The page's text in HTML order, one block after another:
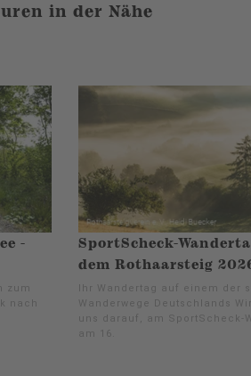
in der Nähe
-
zum
nach
SportScheck-
dem Rothaarsteig
Ihr Wandertag auf einem der
Wanderwege Deutschlands
uns darauf, am SportScheck-
am 16.